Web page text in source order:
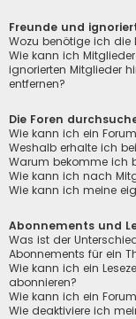
Freunde und
Wozu benötige ich die
Wie kann ich
ignorierten Mitglieder
entfernen?
Die Foren
Wie kann ich ein
Weshalb erhalte ich
Warum bekomme ich
Wie kann ich nach
Wie kann ich meine
Abonnements und
Was ist der
Abonnements für ein
Wie kann ich ein
abonnieren?
Wie kann ich ein
Wie deaktiviere ich